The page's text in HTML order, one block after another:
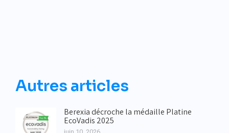
Autres articles
Berexia décroche la médaille Platine
EcoVadis 2025